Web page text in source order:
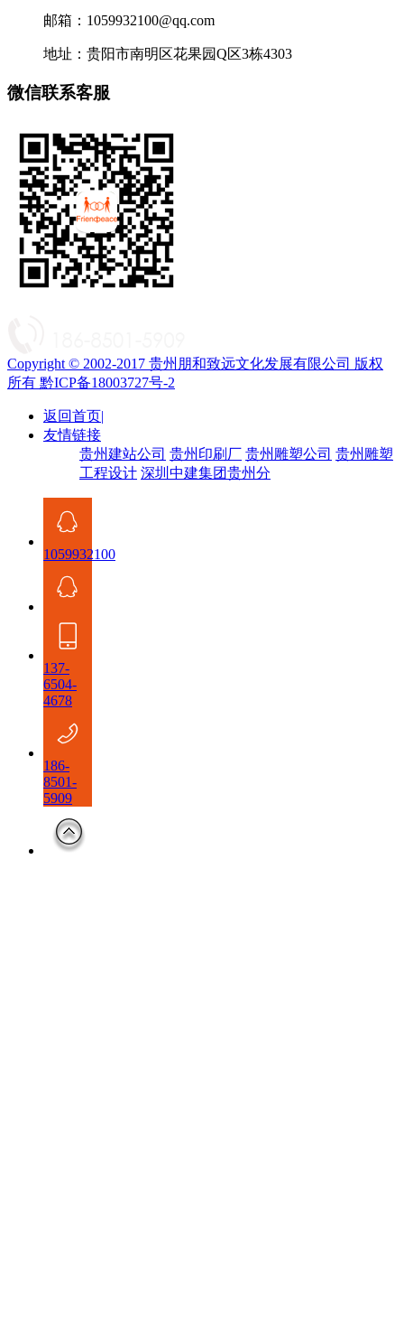
邮箱：1059932100@qq.com
地址：贵阳市南明区花果园Q区3栋4303
微信联系客服
Copyright © 2002-2017 贵州朋和致远文化发展有限公司 版权
所有 黔ICP备18003727号-2
返回首页|
友情链接
贵州建站公司 贵州印刷厂 贵州雕塑公司 贵州雕塑
工程设计 深圳中建集团贵州分
1059932100
137-
6504-
4678
186-
8501-
5909